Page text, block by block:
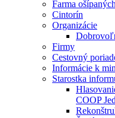
Farma
Cintorín
Organizácie
Firmy
Cestovný
Informácie k
Starostka
COOP